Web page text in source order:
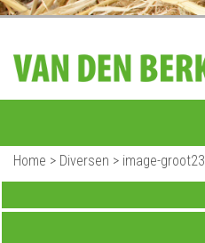
Home > Diversen > image-groot23